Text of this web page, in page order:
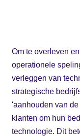
Om te overleven
operationele
verleggen van
strategische
'aanhouden van
klanten om hun
technologie. Dit